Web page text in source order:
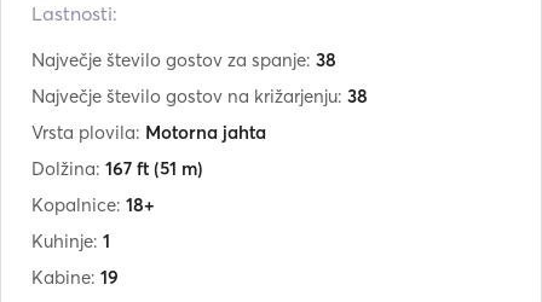
Lastnosti:
Največje število gostov za spanje: 38
Največje število gostov na križarjenju: 38
Vrsta plovila: Motorna jahta
Dolžina: 167 ft (51 m)
Kopalnice: 18+
Kuhinje: 1
Kabine: 19